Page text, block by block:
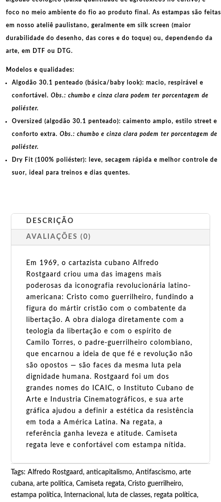
foco no meio ambiente do fio ao produto final. As estampas são feitas
em nosso ateliê paulistano, geralmente em silk screen (maior
durabilidade do desenho, das cores e do toque) ou, dependendo da
arte, em DTF ou DTG.
Modelos e qualidades:
Algodão 30.1 penteado (básica/baby look): macio, respirável e
confortável. Obs.: chumbo e cinza clara podem ter porcentagem de
poliéster.
Oversized (algodão 30.1 penteado): caimento amplo, estilo street e
conforto extra. Obs.: chumbo e cinza clara podem ter porcentagem de
poliéster.
Dry Fit (100% poliéster): leve, secagem rápida e melhor controle de
suor, ideal para treinos e dias quentes.
DESCRIÇÃO
AVALIAÇÕES (0)
Em 1969, o cartazista cubano Alfredo
Rostgaard criou uma das imagens mais
poderosas da iconografia revolucionária latino-
americana: Cristo como guerrilheiro, fundindo a
figura do mártir cristão com o combatente da
libertação. A obra dialoga diretamente com a
teologia da libertação e com o espírito de
Camilo Torres, o padre-guerrilheiro colombiano,
que encarnou a ideia de que fé e revolução não
são opostos — são faces da mesma luta pela
dignidade humana. Rostgaard foi um dos
grandes nomes do ICAIC, o Instituto Cubano de
Arte e Industria Cinematográficos, e sua arte
gráfica ajudou a definir a estética da resistência
em toda a América Latina. Na regata, a
referência ganha leveza e atitude. Camiseta
regata leve e confortável com estampa nítida.
Tags:Alfredo Rostgaard,anticapitalismo,Antifascismo,arte
cubana,arte política,Camiseta regata,Cristo guerrilheiro,
estampa política, Internacional, luta de classes, regata política,